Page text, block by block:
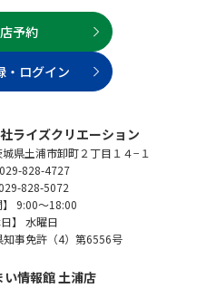
予約
・ログイン
ライズクリエーション
県土浦市卸町２丁目１４−１
029-828-4727
029-828-5072
】 9:00～18:00
日】 水曜日
知事免許（4）第6556号
い情報館 土浦店